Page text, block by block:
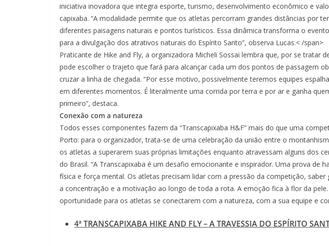
iniciativa inovadora que integra esporte, turismo, desenvolvimento econômico e
capixaba. “A modalidade permite que os atletas percorram grandes distâncias por
diferentes paisagens naturais e pontos turísticos. Essa dinâmica transforma o
para a divulgação dos atrativos naturais do Espírito Santo”, observa Lucas.< /span>
Praticante de Hike and Fly, a organizadora Micheli Sossai lembra que, por se tratar
pode escolher o trajeto que fará para alcançar cada um dos pontos de passagem
cruzar a linha de chegada. “Por esse motivo, possivelmente teremos equipes
em diferentes momentos. É literalmente uma corrida por terra e por ar e ganha
primeiro”, destaca.
Conexão com a natureza
Todos esses componentes fazem da “Transcapixaba H&F” mais do que uma
Porto: para o organizador, trata-se de uma celebração da união entre o
os atletas a superarem suas próprias limitações enquanto atravessam alguns dos
do Brasil. “A Transcapixaba é um desafio emocionante e inspirador. Uma prova de
física e força mental. Os atletas precisam lidar com a pressão da competição,
a concentração e a motivação ao longo de toda a rota. A emoção fica à flor da
oportunidade para os atletas se conectarem com a natureza, com a sua equipe e
4ª TRANSCAPIXABA HIKE AND FLY – A TRAVESSIA DO ESPÍRITO